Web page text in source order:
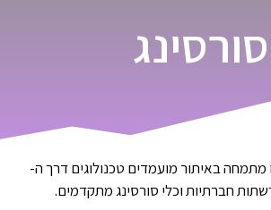
סורסינג
באיתור מועמדים טכנולוגים דרך ה-